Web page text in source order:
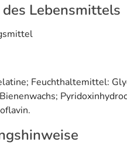
Lebensmittels
Feuchthaltemittel: